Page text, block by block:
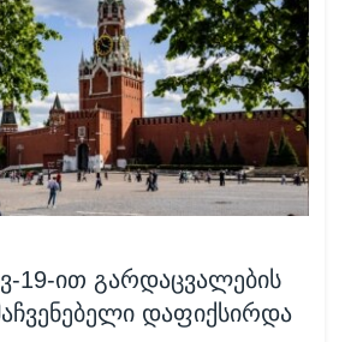
19-ით გარდაცვალების
დაფიქსირდა